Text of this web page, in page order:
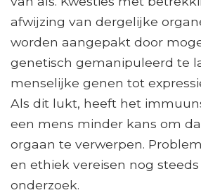
afwijzing van dergelijke
worden aangepakt door
genetisch gemanipuleerd te
menselijke genen tot
Als dit lukt, heeft het
een mens minder kans om
orgaan te verwerpen.
en ethiek vereisen nog
onderzoek.